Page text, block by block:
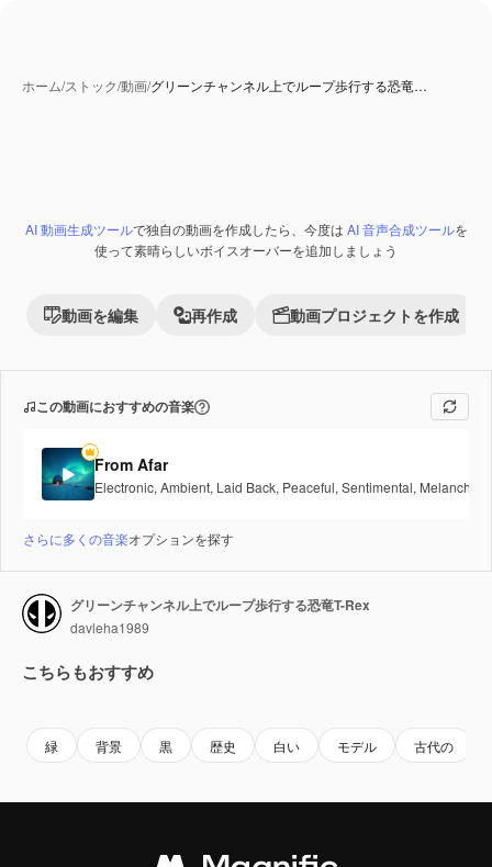
ホーム/ストック/動画/グリーンチャンネル上でループ歩行する恐竜…
Premium
AI 動画生成ツールで独自の動画を作成したら、今度は AI 音声合成ツールを
使って素晴らしいボイスオーバーを追加しましょう
動画を編集 再作成 動画プロジェクトを作成
この動画におすすめの音楽
From Afar
Electronic, Ambient, Laid Back, Peaceful, Sentimental, Melancholic
さらに多くの音楽オプションを探す
グリーンチャンネル上でループ歩行する恐竜T-Rex
davleha1989
こちらもおすすめ
緑 背景 黒 歴史 白い モデル 古代の